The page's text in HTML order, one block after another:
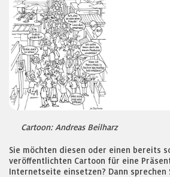
Cartoon: Andreas Beilharz
Sie möchten diesen oder einen bereits
veröffentlichten Cartoon für eine
Internetseite einsetzen? Dann sprechen